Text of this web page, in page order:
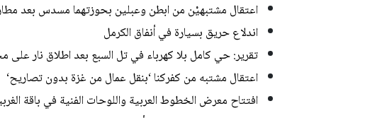
اعتقال مشتبهيْن من ابطن وعبلين بحوزتهما مسدس بعد
اندلاع حريق بسيارة في أنفاق الكرمل
تقرير: حي كامل بلا كهرباء في تل السبع بعد اطلاق نار على
اعتقال مشتبه من كفركنا ‘بنقل عمال من غزة بدون تصاريح‘
افتتاح معرض الخطوط العربية واللوحات الفنية في باقة